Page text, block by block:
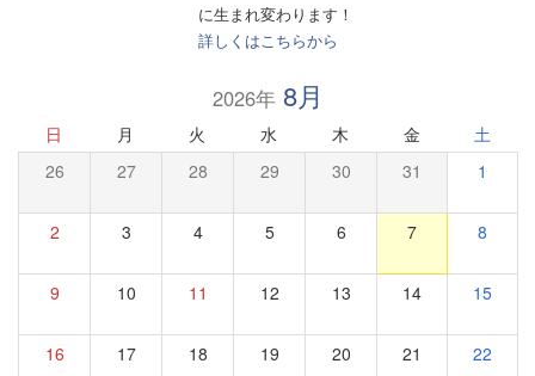
に生まれ変わります！
詳しくはこちらから
2026年8月
日 月 火 水 木 金 土
26 27 28 29 30 31 1
2 3 4 5 6 7 8
9 10 11 12 13 14 15
16 17 18 19 20 21 22